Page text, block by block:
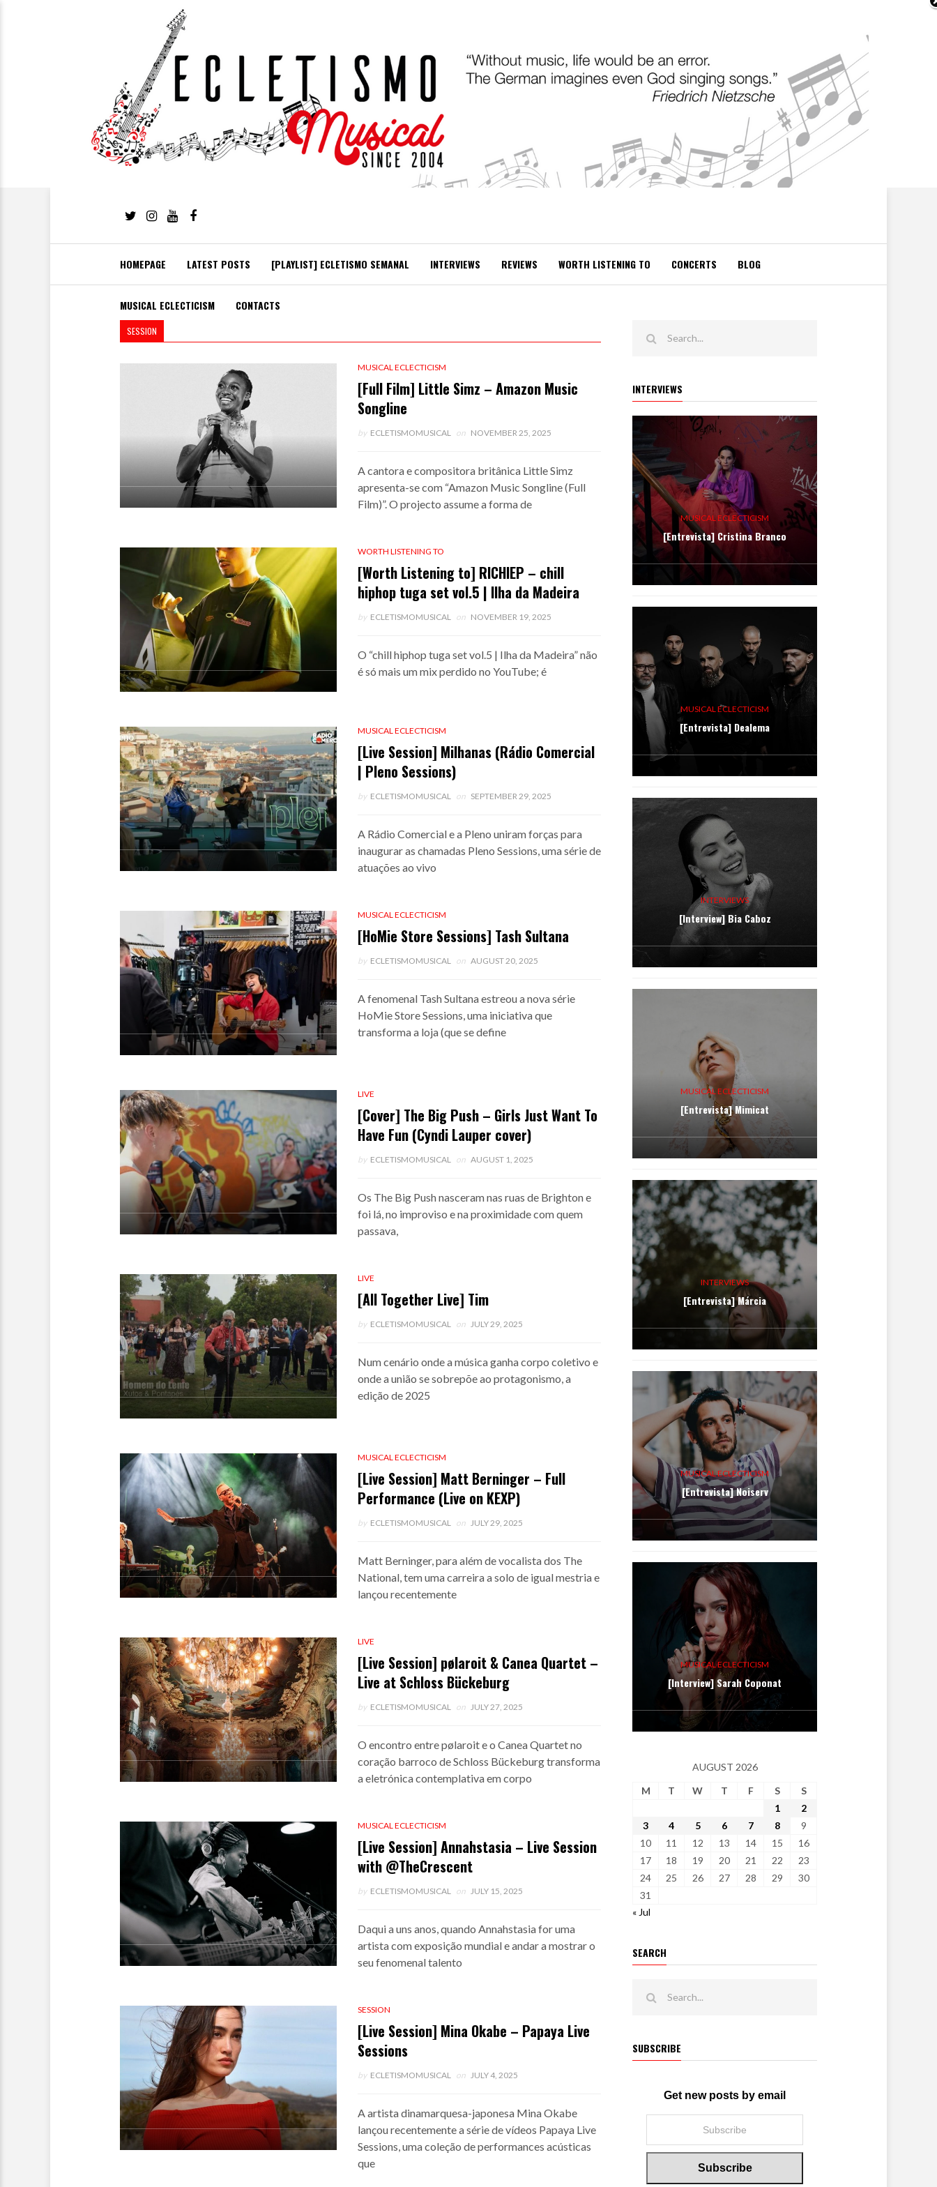
HOMEPAGE LATEST POSTS [PLAYLIST] ECLETISMO SEMANAL INTERVIEWS REVIEWS WORTH LISTENING TO CONCERTS BLOG
MUSICAL ECLECTICISM CONTACTS
SESSION
MUSICAL ECLECTICISM
[Full Film] Little Simz – Amazon Music
Songline
by ECLETISMOMUSICAL on NOVEMBER 25, 2025
A cantora e compositora britânica Little Simz
apresenta-se com “Amazon Music Songline (Full
Film)”. O projecto assume a forma de
WORTH LISTENING TO
[Worth Listening to] RICHIEP – chill
hiphop tuga set vol.5 | Ilha da Madeira
by ECLETISMOMUSICAL on NOVEMBER 19, 2025
O “chill hiphop tuga set vol.5 | Ilha da Madeira” não
é só mais um mix perdido no YouTube; é
MUSICAL ECLECTICISM
[Live Session] Milhanas (Rádio Comercial
| Pleno Sessions)
by ECLETISMOMUSICAL on SEPTEMBER 29, 2025
A Rádio Comercial e a Pleno uniram forças para
inaugurar as chamadas Pleno Sessions, uma série de
atuações ao vivo
MUSICAL ECLECTICISM
[HoMie Store Sessions] Tash Sultana
by ECLETISMOMUSICAL on AUGUST 20, 2025
A fenomenal Tash Sultana estreou a nova série
HoMie Store Sessions, uma iniciativa que
transforma a loja (que se define
LIVE
[Cover] The Big Push – Girls Just Want To
Have Fun (Cyndi Lauper cover)
by ECLETISMOMUSICAL on AUGUST 1, 2025
Os The Big Push nasceram nas ruas de Brighton e
foi lá, no improviso e na proximidade com quem
passava,
LIVE
[All Together Live] Tim
by ECLETISMOMUSICAL on JULY 29, 2025
Num cenário onde a música ganha corpo coletivo e
onde a união se sobrepõe ao protagonismo, a
edição de 2025
MUSICAL ECLECTICISM
[Live Session] Matt Berninger – Full
Performance (Live on KEXP)
by ECLETISMOMUSICAL on JULY 29, 2025
Matt Berninger, para além de vocalista dos The
National, tem uma carreira a solo de igual mestria e
lançou recentemente
LIVE
[Live Session] pølaroit & Canea Quartet –
Live at Schloss Bückeburg
by ECLETISMOMUSICAL on JULY 27, 2025
O encontro entre pølaroit e o Canea Quartet no
coração barroco de Schloss Bückeburg transforma
a eletrónica contemplativa em corpo
MUSICAL ECLECTICISM
[Live Session] Annahstasia – Live Session
with @TheCrescent
by ECLETISMOMUSICAL on JULY 15, 2025
Daqui a uns anos, quando Annahstasia for uma
artista com exposição mundial e andar a mostrar o
seu fenomenal talento
SESSION
[Live Session] Mina Okabe – Papaya Live
Sessions
by ECLETISMOMUSICAL on JULY 4, 2025
A artista dinamarquesa-japonesa Mina Okabe
lançou recentemente a série de vídeos Papaya Live
Sessions, uma coleção de performances acústicas
que
INTERVIEWS
MUSICAL ECLECTICISM
[Entrevista] Cristina Branco
MUSICAL ECLECTICISM
[Entrevista] Dealema
INTERVIEWS
[Interview] Bia Caboz
MUSICAL ECLECTICISM
[Entrevista] Mimicat
INTERVIEWS
[Entrevista] Márcia
MUSICAL ECLECTICISM
[Entrevista] Noiserv
MUSICAL ECLECTICISM
[Interview] Sarah Coponat
AUGUST 2026
M
T W T F S
S
1
2
3
4 5 6 7 8
9
10
11 12 13 14 15
16
17
18 19 20 21 22
23
24
25 26 27 28 29
30
31
« Jul
SEARCH
SUBSCRIBE
Get new posts by email